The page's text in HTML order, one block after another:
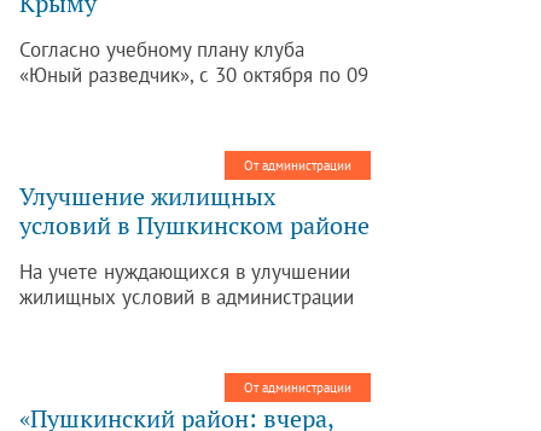
Согласно учебному плану клуба
«Юный разведчик», с 30 октября по 09
республике Крым. Учащиеся клуба в
дни школьных каникул побывали в
городах: Симферополь, Ялта,
Севастополь, Бахчисарай и
достопримечательностями Крыма.
От администрации
Улучшение жилищных
условий в Пушкинском районе
На учете нуждающихся в улучшении
жилищных условий в администрации
на 01.10.2015 на учете состоит 6446
человек. Таким образом, сокращение
городской очереди за девять месяцев
От администрации
«Пушкинский район: вчера,